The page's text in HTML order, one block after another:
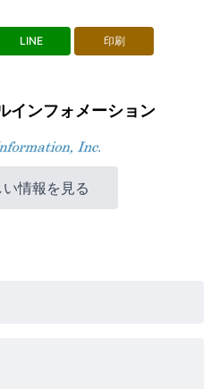
LINE 印刷
インフォメーション
情報を見る